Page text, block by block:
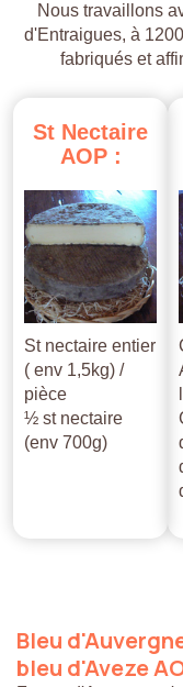
Nous travaillons
d'Entraigues, à
fabriqués et
St Nectaire
AOP :
St nectaire entier
( env 1,5kg) /
pièce
½ st nectaire
(env 700g)
Bleu
bleu d'Aveze